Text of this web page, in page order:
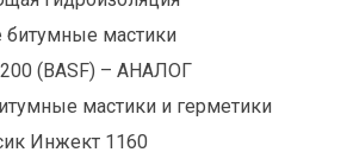
мастики
200 (BASF) – АНАЛОГ
мастики и герметики
Инжект 1160